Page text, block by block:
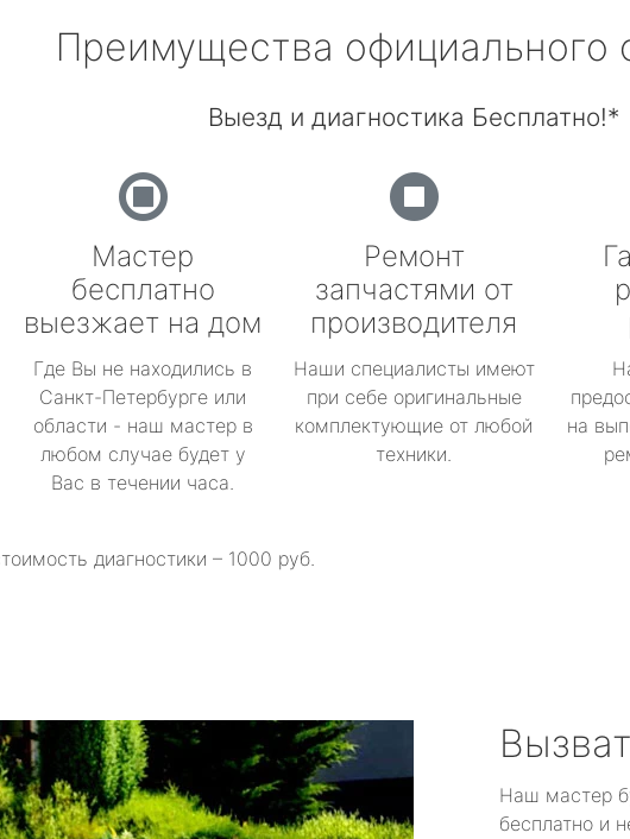
Преимущества официального
Выезд и диагностика Бесплатно!*
Мастер
бесплатно
выезжает на дом
Где Вы не находились в
Санкт-Петербурге или
области - наш мастер в
любом случае будет у
Вас в течении часа.
Ремонт
запчастями от
производителя
Наши специалисты имеют
при себе оригинальные
комплектующие от любой
техники.
на
диагностики – 1000 руб.
Наш мастер
бесплатно и